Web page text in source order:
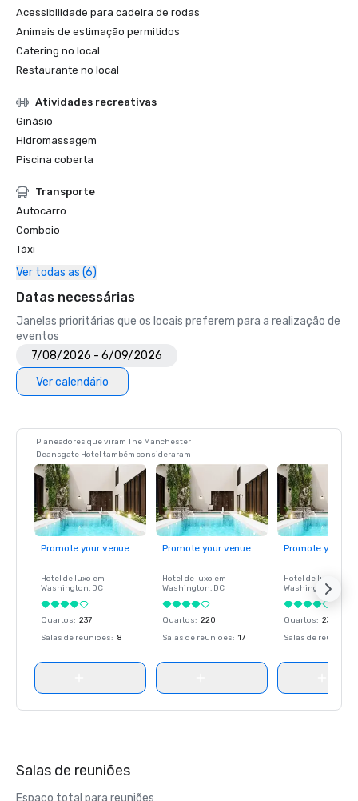
Acessibilidade para cadeira de rodas
Animais de estimação permitidos
Catering no local
Restaurante no local
Atividades recreativas
Ginásio
Hidromassagem
Piscina coberta
Transporte
Autocarro
Comboio
Táxi
Ver todas as (6)
Datas necessárias
Janelas prioritárias que os locais preferem para a realização de
eventos
7/08/2026 - 6/09/2026
Ver calendário
Planeadores que viram The Manchester
Deansgate Hotel também consideraram
Promote your venue
Hotel de luxo em
Washington, DC
Quartos: 237
Salas de reuniões: 8
Promote your venue
Hotel de luxo em
Washington, DC
Quartos: 220
Salas de reuniões: 17
Promote your
Hotel de luxo em
Washington
Quartos: 237
Salas de reuniões
Salas de reuniões
Espaço total para reuniões